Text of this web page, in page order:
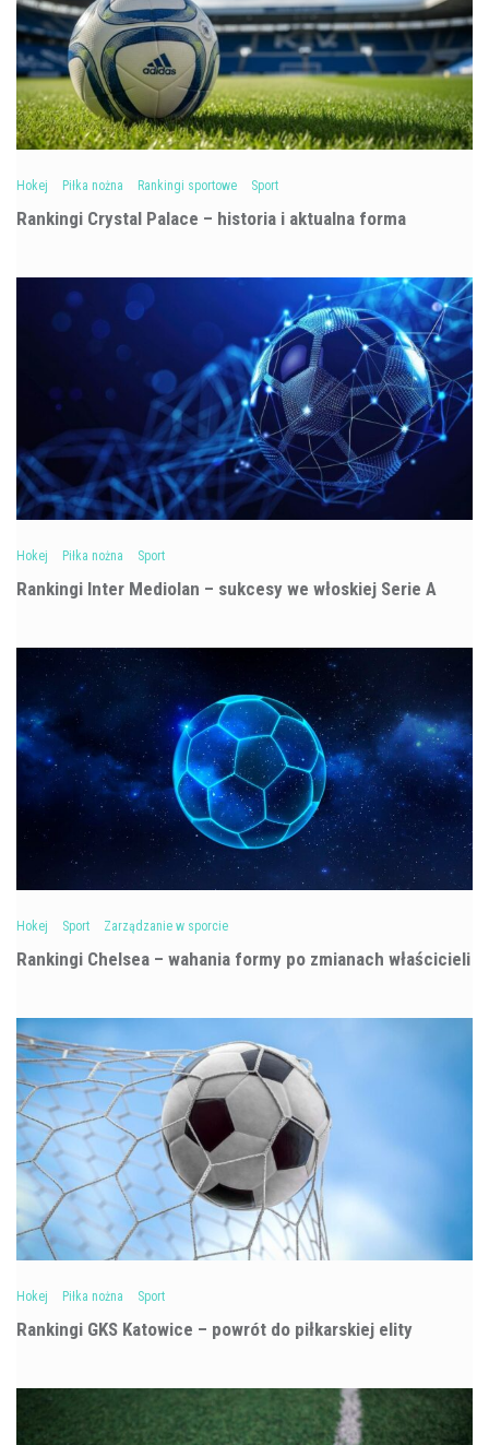
Hokej Piłka nożna Rankingi sportowe Sport
Rankingi Crystal Palace – historia i aktualna forma
Hokej Piłka nożna Sport
Rankingi Inter Mediolan – sukcesy we włoskiej Serie A
Hokej Sport Zarządzanie w sporcie
Rankingi Chelsea – wahania formy po zmianach właścicieli
Hokej Piłka nożna Sport
Rankingi GKS Katowice – powrót do piłkarskiej elity